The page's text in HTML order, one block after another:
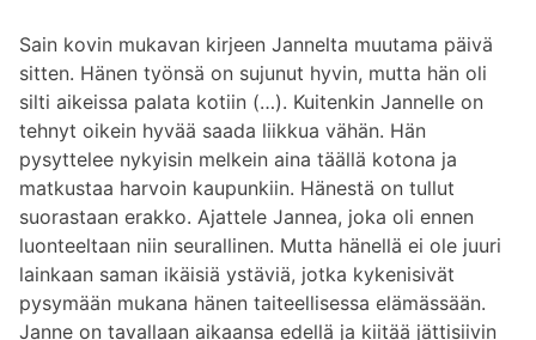
Sain kovin mukavan kirjeen Jannelta muutama päivä
sitten. Hänen työnsä on sujunut hyvin, mutta hän oli
silti aikeissa palata kotiin (…). Kuitenkin Jannelle on
tehnyt oikein hyvää saada liikkua vähän. Hän
pysyttelee nykyisin melkein aina täällä kotona ja
matkustaa harvoin kaupunkiin. Hänestä on tullut
suorastaan erakko. Ajattele Jannea, joka oli ennen
luonteeltaan niin seurallinen. Mutta hänellä ei ole juuri
lainkaan saman ikäisiä ystäviä, jotka kykenisivät
pysymään mukana hänen taiteellisessa elämässään.
Janne on tavallaan aikaansa edellä ja kiitää jättisiivin